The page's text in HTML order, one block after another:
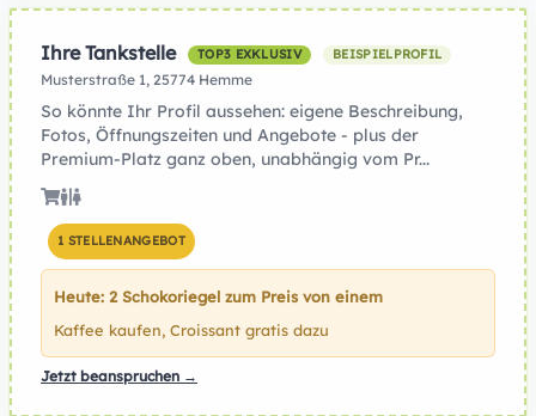
Ihre Tankstelle TOP3 EXKLUSIV BEISPIELPROFIL
Musterstraße 1, 25774 Hemme
So könnte Ihr Profil aussehen: eigene Beschreibung,
Fotos, Öffnungszeiten und Angebote - plus der
Premium-Platz ganz oben, unabhängig vom Pr...
1 STELLENANGEBOT
Heute: 2 Schokoriegel zum Preis von einem
Kaffee kaufen, Croissant gratis dazu
Jetzt beanspruchen →